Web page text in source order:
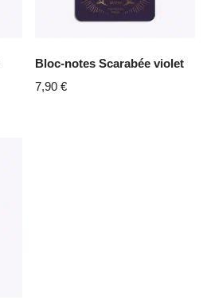
Bloc-notes Scarabée violet
7,90€